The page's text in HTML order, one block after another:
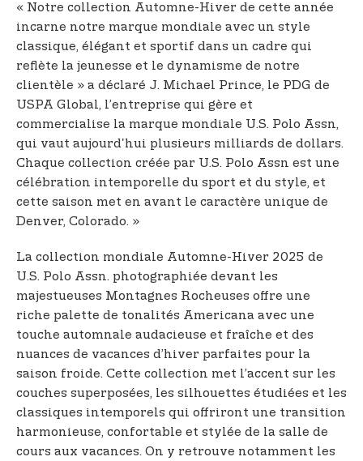
« Notre collection Automne-Hiver de cette année
incarne notre marque mondiale avec un style
classique, élégant et sportif dans un cadre qui
reflète la jeunesse et le dynamisme de notre
clientèle » a déclaré J. Michael Prince, le PDG de
USPA Global, l’entreprise qui gère et
commercialise la marque mondiale U.S. Polo Assn,
qui vaut aujourd'hui plusieurs milliards de dollars.
Chaque collection créée par U.S. Polo Assn est une
célébration intemporelle du sport et du style, et
cette saison met en avant le caractère unique de
Denver, Colorado. »
La collection mondiale Automne-Hiver 2025 de
U.S. Polo Assn. photographiée devant les
majestueuses Montagnes Rocheuses offre une
riche palette de tonalités Americana avec une
touche automnale audacieuse et fraîche et des
nuances de vacances d’hiver parfaites pour la
saison froide. Cette collection met l’accent sur les
couches superposées, les silhouettes étudiées et les
classiques intemporels qui offriront une transition
harmonieuse, confortable et stylée de la salle de
cours aux vacances. On y retrouve notamment les